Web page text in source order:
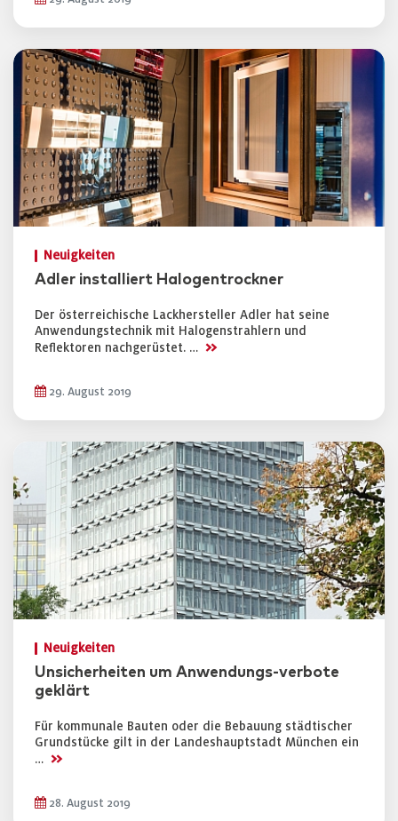
Neuigkeiten
Adler installiert Halogentrockner
Der österreichische Lackhersteller Adler hat seine
Anwendungstechnik mit Halogenstrahlern und
Reflektoren nachgerüstet. … >>
29. August 2019
Neuigkeiten
Unsicherheiten um Anwendungs-verbote
geklärt
Für kommunale Bauten oder die Bebauung städtischer
Grundstücke gilt in der Landeshauptstadt München ein
… >>
28. August 2019